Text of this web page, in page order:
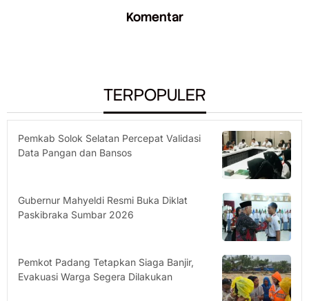
Komentar
TERPOPULER
Pemkab Solok Selatan Percepat Validasi
Data Pangan dan Bansos
Gubernur Mahyeldi Resmi Buka Diklat
Paskibraka Sumbar 2026
Pemkot Padang Tetapkan Siaga Banjir,
Evakuasi Warga Segera Dilakukan